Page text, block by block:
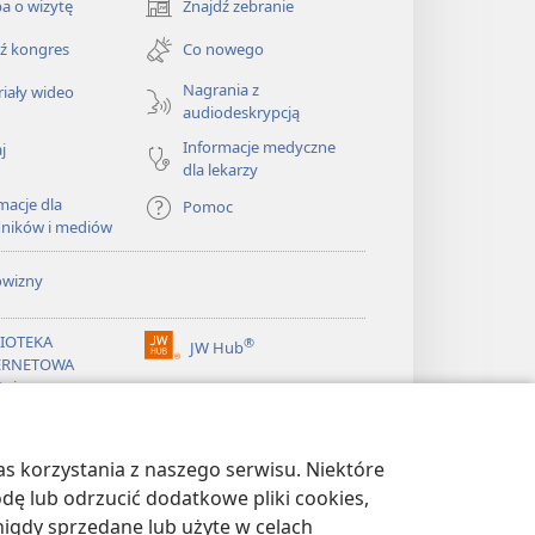
korzystania z naszego serwisu. Niektóre
lub odrzucić dodatkowe pliki cookies,
sprzedane lub użyte w celach
o wizytę Znajdź zebranie
(opens
new
window)
kongres
Co nowego
wideo
Nagrania z
audiodeskrypcją
Informacje medyczne
dla lekarzy
dla
i mediów
Pomoc
JW Hub®
(opens
new